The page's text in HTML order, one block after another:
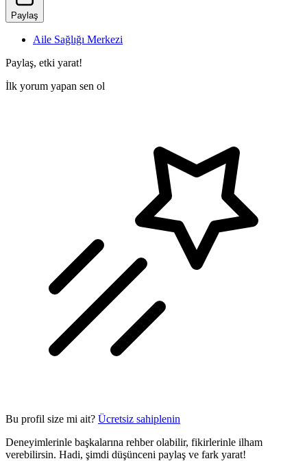
Paylaş
Aile Sağlığı Merkezi
Paylaş, etki yarat!
İlk yorum yapan sen ol
Bu profil size mi ait? Ücretsiz sahiplenin
Deneyimlerinle başkalarına rehber olabilir, fikirlerinle ilham
verebilirsin. Hadi, şimdi düşünceni paylaş ve fark yarat!